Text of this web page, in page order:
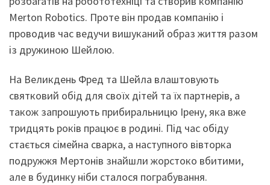
Merton Robotics. Проте він продав компанію і
проводив час ведучи вишуканий образ життя разом
із дружиною Шейлою.
На Великдень Фред та Шейла влаштовують
святковий обід для своїх дітей та їх партнерів, а
також запрошують прибиральницю Ірену, яка вже
тридцять років працює в родині. Під час обіду
стається сімейна сварка, а наступного вівторка
подружжя Мертонів знайшли жорстоко вбитими,
але в будинку ніби сталося пограбування.